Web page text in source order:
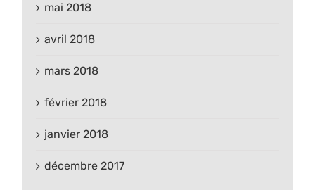
mai 2018
avril 2018
mars 2018
février 2018
janvier 2018
décembre 2017